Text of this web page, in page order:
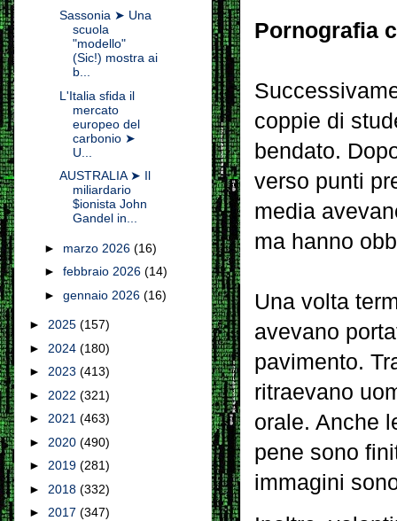
Pornografia
coppie di
bendato.
verso punti
media
ma hanno
Una volta
avevano
pavimento.
ritraevano
orale. Anche
pene sono
immagini
Sassonia ➤ Una
scuola
"modello"
(Sic!) mostra ai
b...
L'Italia sfida il
mercato
europeo del
carbonio ➤
U...
AUSTRALIA ➤ Il
miliardario
$ionista John
Gandel in...
► marzo 2026 (16)
► febbraio 2026 (14)
► gennaio 2026 (16)
► 2025 (157)
► 2024 (180)
► 2023 (413)
► 2022 (321)
► 2021 (463)
► 2020 (490)
► 2019 (281)
► 2018 (332)
► 2017 (347)